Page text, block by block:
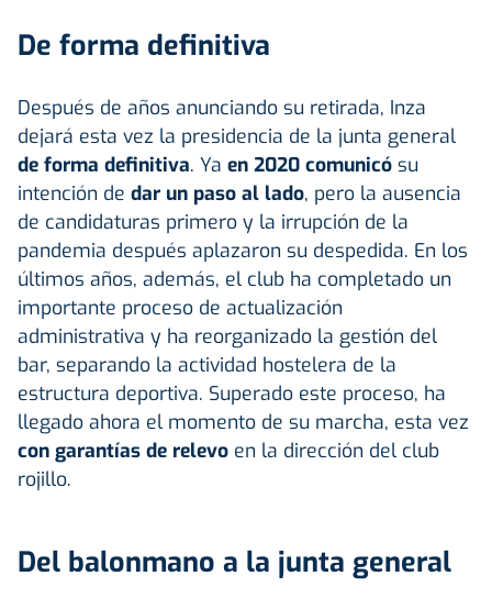
De forma definitiva
Después de años anunciando su retirada, Inza
dejará esta vez la presidencia de la junta general
de forma definitiva. Ya en 2020 comunicó su
intención de dar un paso al lado, pero la ausencia
de candidaturas primero y la irrupción de la
pandemia después aplazaron su despedida. En los
últimos años, además, el club ha completado un
importante proceso de actualización
administrativa y ha reorganizado la gestión del
bar, separando la actividad hostelera de la
estructura deportiva. Superado este proceso, ha
llegado ahora el momento de su marcha, esta vez
con garantías de relevo en la dirección del club
rojillo.
Del balonmano a la junta general